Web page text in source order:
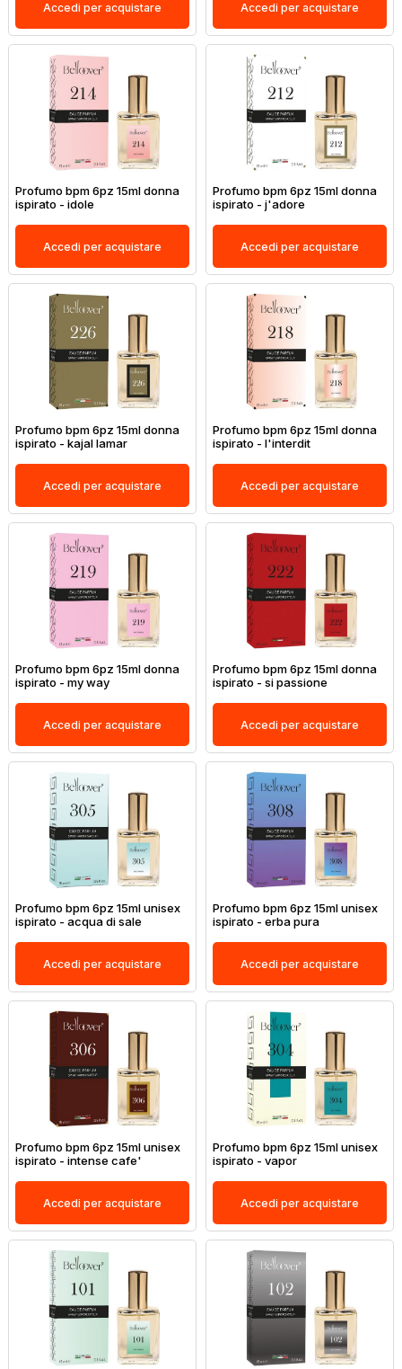
Accedi per acquistare Accedi per acquistare
Profumo bpm 6pz 15ml donna
ispirato - idole
Accedi per acquistare
Profumo bpm 6pz 15ml donna
ispirato - j'adore
Accedi per acquistare
Profumo bpm 6pz 15ml donna
ispirato - kajal lamar
Accedi per acquistare
Profumo bpm 6pz 15ml donna
ispirato - l'interdit
Accedi per acquistare
Profumo bpm 6pz 15ml donna
ispirato - my way
Accedi per acquistare
Profumo bpm 6pz 15ml donna
ispirato - si passione
Accedi per acquistare
Profumo bpm 6pz 15ml unisex
ispirato - acqua di sale
Accedi per acquistare
Profumo bpm 6pz 15ml unisex
ispirato - erba pura
Accedi per acquistare
Profumo bpm 6pz 15ml unisex
ispirato - intense cafe'
Accedi per acquistare
Profumo bpm 6pz 15ml unisex
ispirato - vapor
Accedi per acquistare